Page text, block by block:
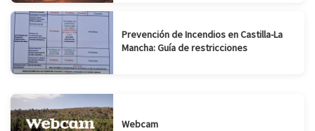
Prevención de Incendios en Castilla-La
Mancha: Guía de restricciones
Webcam